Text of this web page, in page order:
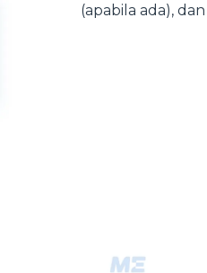
(apabila ada),